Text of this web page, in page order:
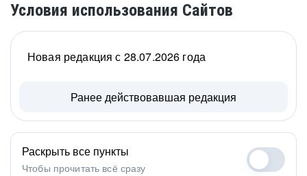
Условия использования Сайтов
Новая редакция с 28.07.2026 года
Ранее действовавшая редакция
Раскрыть все пункты
Чтобы прочитать всё сразу